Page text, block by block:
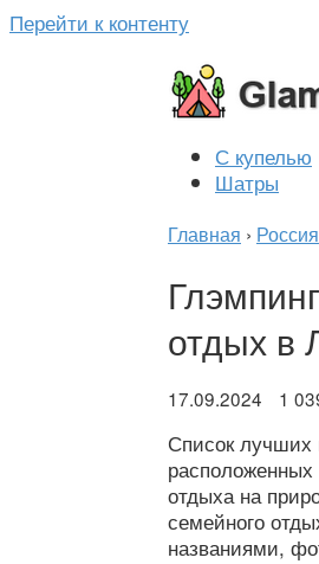
Перейти к контенту
С купелью
Шатры
Главная › Россия
отдых в
17.09.2024 1
Список лучших
отдыха на
семейного
названиями,